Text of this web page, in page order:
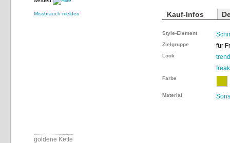
Missbrauch melden Kauf-Infos
Style-Element
Zielgruppe für
Look
Farbe
Material
goldene Kette